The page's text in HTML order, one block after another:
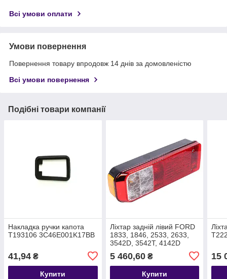
Всі умови оплати
Умови повернення
Повернення товару впродовж 14 днів за домовленістю
Всі умови повернення
Подібні товари компанії
Накладка ручки капота
T193106 3C46E001K17BB
41,94 ₴
Купити
Ліхтар задній лівий FORD
1833, 1846, 2533, 2633,
3542D, 3542T, 4142D
5 460,60₴
Купити
15